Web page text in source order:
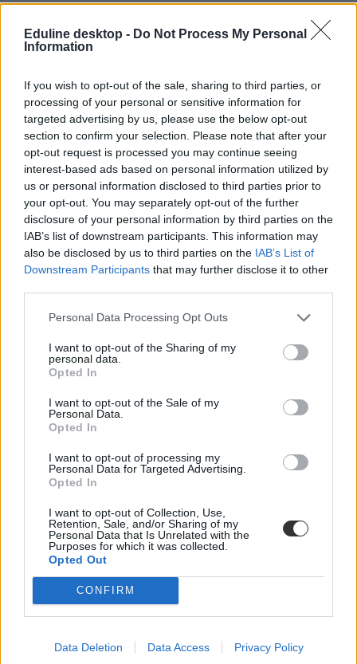
Eduline desktop - Do Not Process My Personal
Information
If you wish to opt-out of the sale, sharing to third parties, or
processing of your personal or sensitive information for
targeted advertising by us, please use the below opt-out
section to confirm your selection. Please note that after your
opt-out request is processed you may continue seeing
interest-based ads based on personal information utilized by
us or personal information disclosed to third parties prior to
your opt-out. You may separately opt-out of the further
disclosure of your personal information by third parties on the
IAB’s list of downstream participants. This information may
also be disclosed by us to third parties on the IAB’s List of
Downstream Participants that may further disclose it to other
Personal Data Processing Opt Outs
I want to opt-out of the Sharing of my
personal data.
Opted In
I want to opt-out of the Sale of my
Personal Data.
Opted In
I want to opt-out of processing my
Personal Data for Targeted Advertising.
Opted In
I want to opt-out of Collection, Use,
Retention, Sale, and/or Sharing of my
Personal Data that Is Unrelated with the
Purposes for which it was collected.
Opted Out
CONFIRM
Data Deletion Data Access Privacy Policy
tiltakozó akció
tiltakozás
Történelemtanárok Egylete
aláírásgyűjtés
TTE